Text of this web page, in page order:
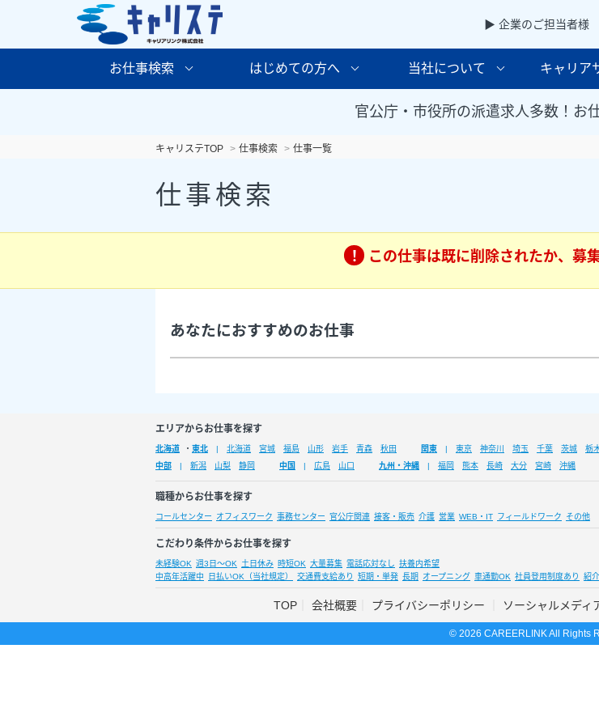
▶ 企業のご担当者様
お仕事検索 はじめての方へ 当社について キャリア
官公庁・市役所の派遣求人多数！お
キャリステTOP 仕事検索 仕事一覧
仕事検索
この仕事は既に削除されたか、募
あなたにおすすめのお仕事
エリアからお仕事を探す
北海道 ・ 東北 北海道 宮城 福島 山形 岩手 青森 秋田 関東 東京 神奈川 埼玉 千葉 茨城 栃
中部
新潟 山梨 静岡 中国 広島 山口 九州・沖縄 福岡 熊本 長崎 大分 宮崎 沖縄
職種からお仕事を探す
コールセンター オフィスワーク 事務センター 官公庁関連 接客・販売 介護 営業 WEB・IT フィールドワーク その他
こだわり条件からお仕事を探す
未経験OK 週3日～OK 土日休み 時短OK 大量募集 電話応対なし 扶養内希望
中高年活躍中
日払いOK（当社規定） 交通費支給あり 短期・単発 長期 オープニング 車通勤OK 社員登用制度あり 紹
TOP 会社概要 プライバシーポリシー ソーシャルメディ
© 2026 CAREERLINK All Rights